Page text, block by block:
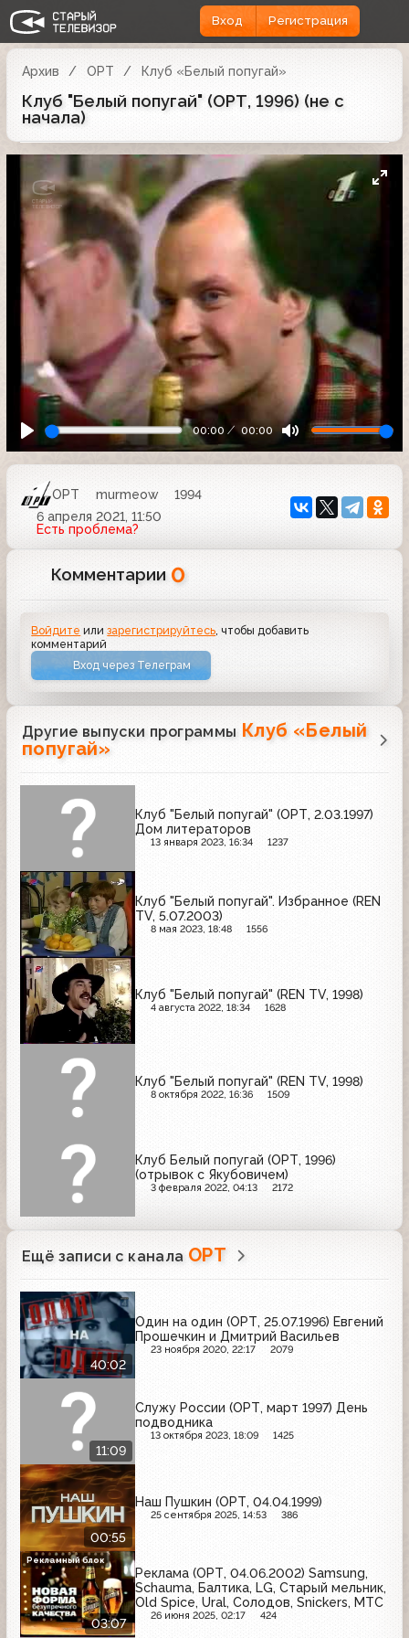
Вход Регистрация
Архив ОРТ Клуб «Белый попугай»
Клуб "Белый попугай" (ОРТ, 1996) (не с
начала)
00:00 00:00
ОРТ murmeow
1994
6 апреля 2021, 11:50
Есть проблема?
Комментарии 0
Войдите илизарегистрируйтесь, чтобы добавить
комментарий
Вход через Телеграм
Другие выпуски программы Клуб «Белый
попугай»
Клуб "Белый попугай" (ОРТ, 2.03.1997)
Дом литераторов
13 января 2023, 16:34 1237
Клуб "Белый попугай". Избранное (REN
TV, 5.07.2003)
8 мая 2023, 18:48 1556
Клуб "Белый попугай" (REN TV, 1998)
4 августа 2022, 18:34 1628
Клуб "Белый попугай" (REN TV, 1998)
8 октября 2022, 16:36 1509
Клуб Белый попугай (ОРТ, 1996)
(отрывок с Якубовичем)
3 февраля 2022, 04:13 2172
Ещё записи с канала ОРТ
40:02
Один на один (ОРТ, 25.07.1996) Евгений
Прошечкин и Дмитрий Васильев
23 ноября 2020, 22:17 2079
11:09
Служу России (ОРТ, март 1997) День
подводника
13 октября 2023, 18:09 1425
00:55
Наш Пушкин (ОРТ, 04.04.1999)
25 сентября 2025, 14:53 386
03:07
Реклама (ОРТ, 04.06.2002) Samsung,
Schauma, Балтика, LG, Старый мельник,
Old Spice, Ural, Солодов, Snickers, МТС
26 июня 2025, 02:17 424
Рекламный блок